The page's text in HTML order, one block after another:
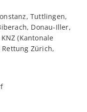
Tuttlingen,
Donau-Iller,
(Kantonale
Zürich,